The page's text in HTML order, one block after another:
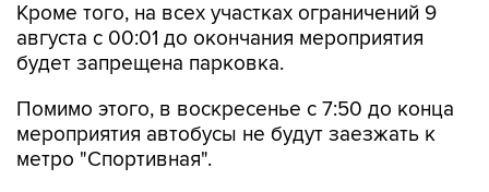
Кроме того, на всех участках ограничений 9
августа с 00:01 до окончания мероприятия
будет запрещена парковка.
Помимо этого, в воскресенье с 7:50 до конца
мероприятия автобусы не будут заезжать к
метро "Спортивная".